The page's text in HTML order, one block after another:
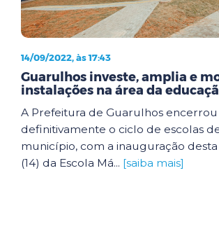
14/09/2022, às 17:43
Guarulhos investe, amplia e
instalações na área da
A Prefeitura de Guarulhos encerrou
definitivamente o ciclo de escolas
município, com a inauguração
(14) da Escola Má... [saiba mais]